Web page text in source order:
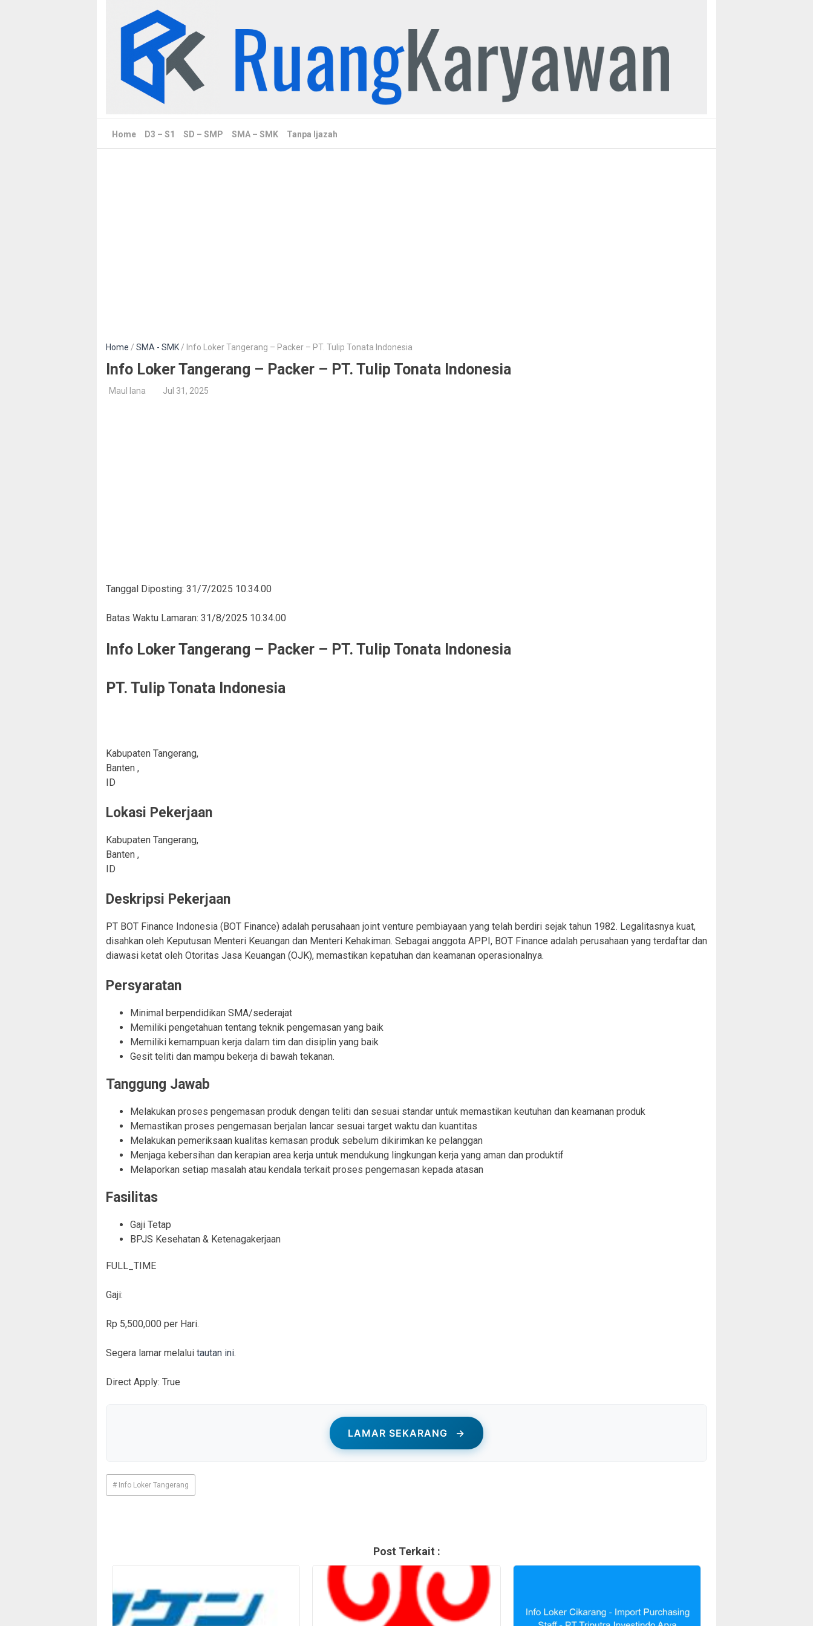
Home D3 – S1 SD – SMP SMA – SMK Tanpa Ijazah
Home / SMA - SMK/ Info Loker Tangerang – Packer – PT. Tulip Tonata Indonesia
Info Loker Tangerang – Packer – PT. Tulip Tonata Indonesia
Maul lana Jul 31, 2025
Tanggal Diposting: 31/7/2025 10.34.00
Batas Waktu Lamaran: 31/8/2025 10.34.00
Info Loker Tangerang – Packer – PT. Tulip Tonata Indonesia
PT. Tulip Tonata Indonesia
Kabupaten Tangerang,
Banten ,
ID
Lokasi Pekerjaan
Kabupaten Tangerang,
Banten ,
ID
Deskripsi Pekerjaan
PT BOT Finance Indonesia (BOT Finance) adalah perusahaan joint venture pembiayaan yang telah berdiri sejak tahun 1982. Legalitasnya kuat,
disahkan oleh Keputusan Menteri Keuangan dan Menteri Kehakiman. Sebagai anggota APPI, BOT Finance adalah perusahaan yang terdaftar dan
diawasi ketat oleh Otoritas Jasa Keuangan (OJK), memastikan kepatuhan dan keamanan operasionalnya.
Persyaratan
Minimal berpendidikan SMA/sederajat
Memiliki pengetahuan tentang teknik pengemasan yang baik
Memiliki kemampuan kerja dalam tim dan disiplin yang baik
Gesit teliti dan mampu bekerja di bawah tekanan.
Tanggung Jawab
Melakukan proses pengemasan produk dengan teliti dan sesuai standar untuk memastikan keutuhan dan keamanan produk
Memastikan proses pengemasan berjalan lancar sesuai target waktu dan kuantitas
Melakukan pemeriksaan kualitas kemasan produk sebelum dikirimkan ke pelanggan
Menjaga kebersihan dan kerapian area kerja untuk mendukung lingkungan kerja yang aman dan produktif
Melaporkan setiap masalah atau kendala terkait proses pengemasan kepada atasan
Fasilitas
Gaji Tetap
BPJS Kesehatan & Ketenagakerjaan
FULL_TIME
Gaji:
Rp 5,500,000 per Hari.
Segera lamar melalui tautan ini.
Direct Apply: True
LAMAR SEKARANG →
# Info Loker Tangerang
Post Terkait :